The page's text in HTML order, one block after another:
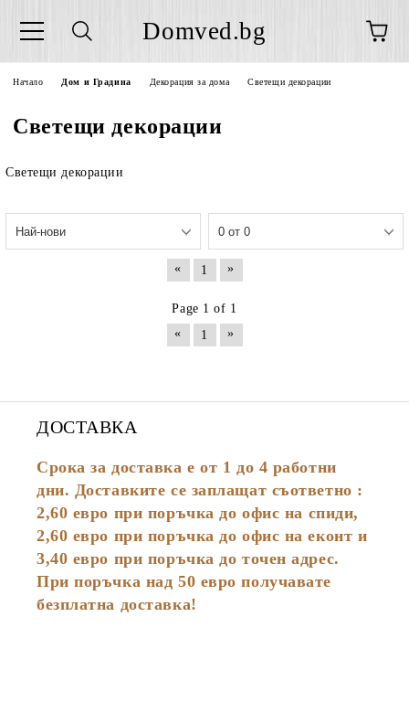
Domved.bg
Начало Дом и Градина Декорация за дома Светещи декорации
Светещи декорации
Светещи декорации
« 1 »
Page 1 of 1
«
1 »
ДОСТАВКА
Срока за доставка е от 1 до 4 работни
дни. Доставките се заплащат съответно :
2,60 евро при поръчка до офис на спиди,
2,60 евро при поръчка до офис на еконт и
3,40 евро при поръчка до точен адрес.
При поръчка над 50 евро получавате
безплатна доставка!